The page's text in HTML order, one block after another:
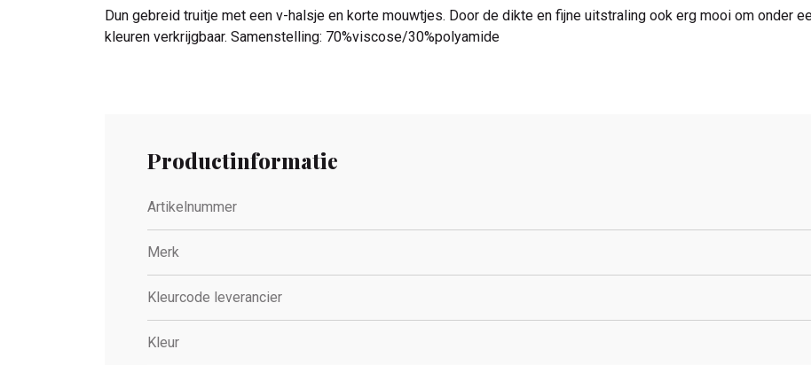
Dun gebreid truitje met een v-halsje en korte mouwtjes. Door de dikte en fijne uitstraling ook erg mooi om onder
kleuren verkrijgbaar. Samenstelling: 70%viscose/30%polyamide
Productinformatie
Artikelnummer
Merk
Kleurcode leverancier
Kleur